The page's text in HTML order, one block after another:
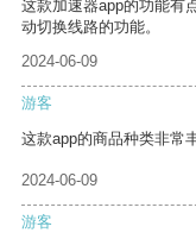
这款加速器app的功能有
动切换线路的功能。
2024-06-09
游客
这款app的商品种类非常
2024-06-09
游客